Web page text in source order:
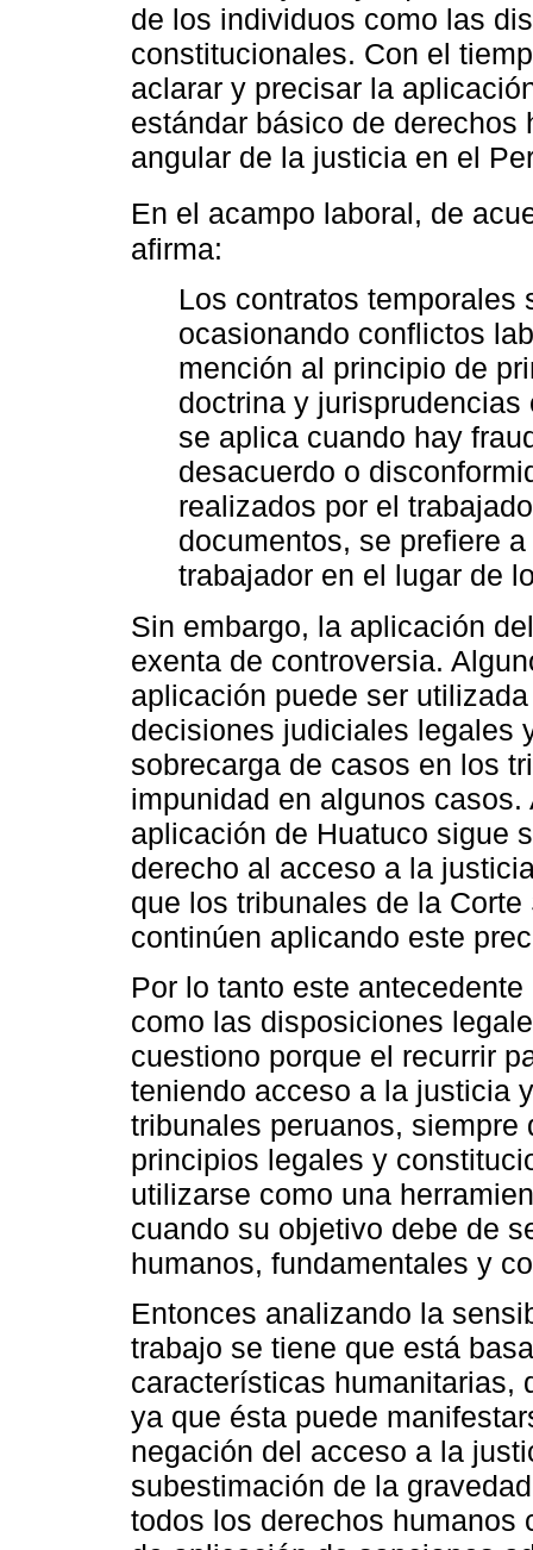
de los individuos como las
constitucionales. Con el
aclarar y precisar la
estándar básico de
angular de la justicia en el
En el acampo laboral, de
afirma:
Los contratos temporales
ocasionando conflictos
mención al principio de
doctrina y
se aplica cuando hay
desacuerdo o
realizados por el
documentos, se prefiere
trabajador en el lugar de
Sin embargo, la aplicación
exenta de controversia.
aplicación puede ser
decisiones judiciales legales
sobrecarga de casos en los
impunidad en algunos
aplicación de Huatuco sigue
derecho al acceso a la
que los tribunales de la
continúen aplicando este
Por lo tanto este
como las disposiciones
cuestiono porque el recurrir
teniendo acceso a la justicia
tribunales peruanos,
principios legales y
utilizarse como una
cuando su objetivo debe de
humanos, fundamentales y
Entonces analizando la
trabajo se tiene que está
características humanitarias,
ya que ésta puede
negación del acceso a la
subestimación de la
todos los derechos humanos